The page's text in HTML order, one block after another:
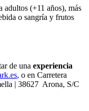
adultos (+11 años), más
o sangría y frutos
de una experiencia
, o en Carretera
| 38627 Arona, S/C